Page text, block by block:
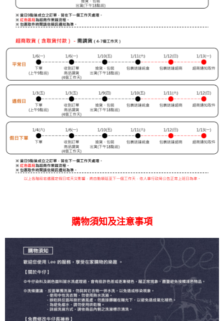
購物須知及注意事項